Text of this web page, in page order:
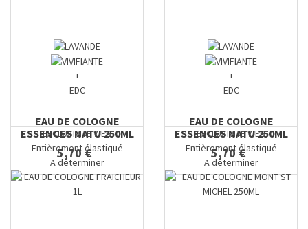
+
EDC
EAU DE COLOGNE
ESSENCES NATU 250ML
5,70 €
+
EDC
EAU DE COLOGNE
ESSENCES NATU 250ML
5,70 €
EXCLUSIVITE WEB
Entièrement élastiqué
A déterminer
EXCLUSIVITE WEB
Entièrement élastiqué
A déterminer